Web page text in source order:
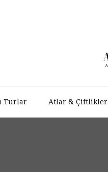
Turlar Atlar & Çiftlikler